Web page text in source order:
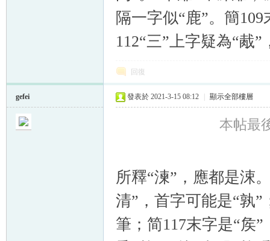
隔一字似“鹿”。簡
112“三”上字疑為“胾
回復
gefei 發表於 2021-3-15 08:12 顯示全部樓層
本帖最
所釋“湅”，應都是涑
清”，首字可能是“孰”
筆；简117末字是“矦